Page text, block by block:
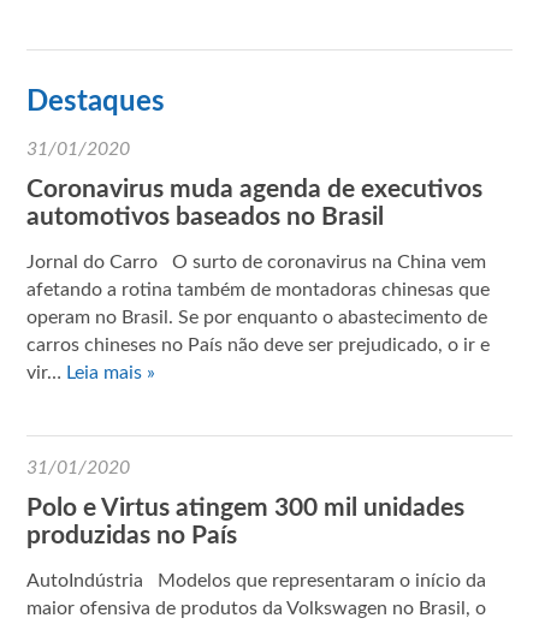
Destaques
31/01/2020
Coronavirus muda agenda de executivos
automotivos baseados no Brasil
Jornal do Carro O surto de coronavirus na China vem
afetando a rotina também de montadoras chinesas que
operam no Brasil. Se por enquanto o abastecimento de
carros chineses no País não deve ser prejudicado, o ir e
vir… Leia mais »
31/01/2020
Polo e Virtus atingem 300 mil unidades
produzidas no País
AutoIndústria Modelos que representaram o início da
maior ofensiva de produtos da Volkswagen no Brasil, o